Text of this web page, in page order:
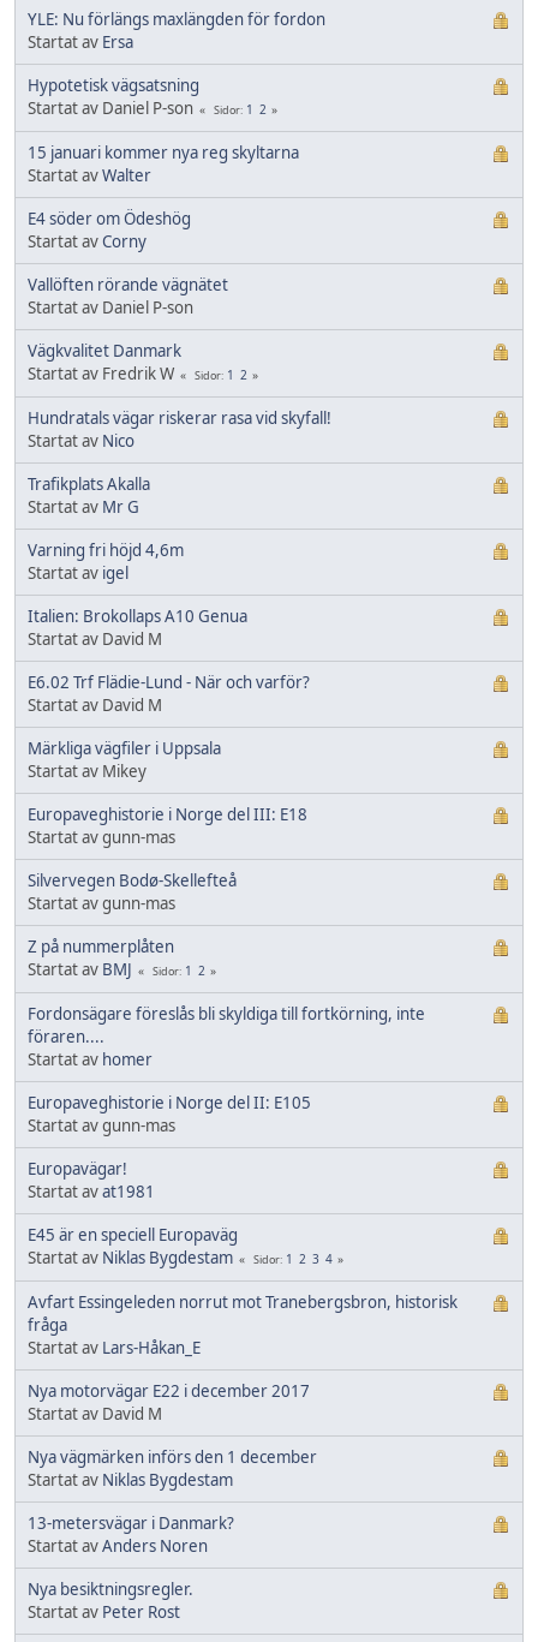
YLE: Nu förlängs maxlängden för fordon
Startat av Ersa
Hypotetisk vägsatsning
Startat av Daniel P-son
Sidor 1 2
15 januari kommer nya reg skyltarna
Startat avWalter
E4 söder om Ödeshög
Startat avCorny
Vallöften rörande vägnätet
Startat av Daniel P-son
Vägkvalitet Danmark
Startat av Fredrik W
Sidor 1 2
Hundratals vägar riskerar rasa vid skyfall!
Startat av Nico
Trafikplats Akalla
Startat av Mr G
Varning fri höjd 4,6m
Startat av igel
Italien: Brokollaps A10 Genua
Startat av David M
E6.02 Trf Flädie-Lund - När och varför?
Startat av David M
Märkliga vägfiler i Uppsala
Startat av Mikey
Europaveghistorie i Norge del III: E18
Startat av gunn-mas
Silvervegen Bodø-Skellefteå
Startat av gunn-mas
Z på nummerplåten
Startat av BMJ Sidor 1 2
Fordonsägare föreslås bli skyldiga till fortkörning, inte
föraren....
Startat av homer
Europaveghistorie i Norge del II: E105
Startat av gunn-mas
Europavägar!
Startat avat1981
E45 är en speciell Europaväg
Startat av Niklas Bygdestam Sidor 1 2 3 4
Avfart Essingeleden norrut mot Tranebergsbron, historisk
fråga
Startat av Lars-Håkan_E
Nya motorvägar E22 i december 2017
Startat av David M
Nya vägmärken införs den 1 december
Startat av Niklas Bygdestam
13-metersvägar i Danmark?
Startat avAnders Noren
Nya besiktningsregler.
Startat av Peter Rost